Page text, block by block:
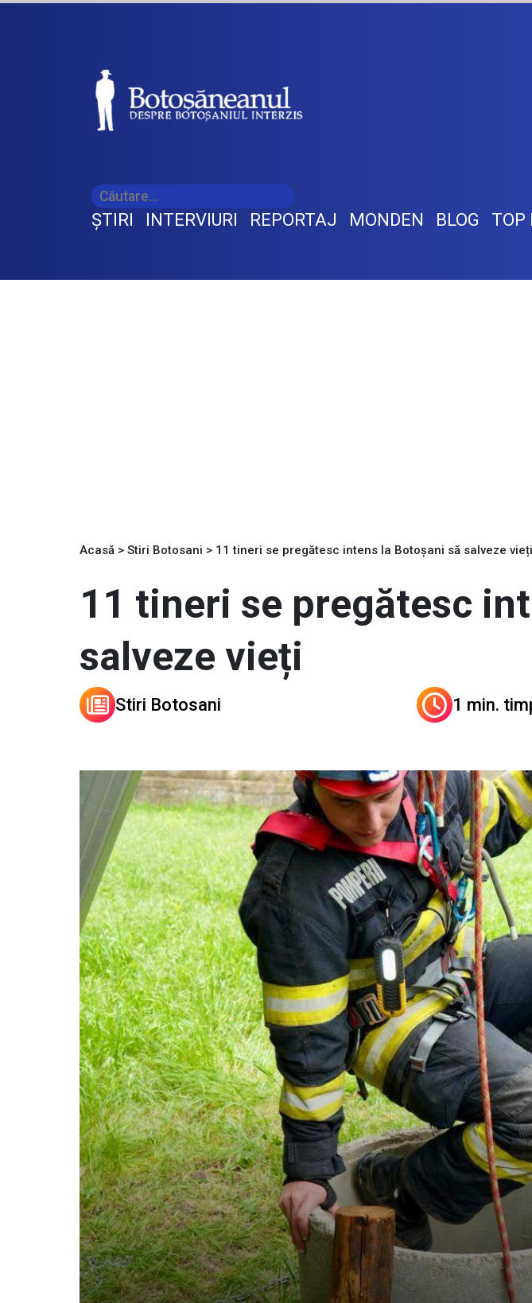
ŞTIRI INTERVIURI REPORTAJ MONDEN BLOG TOP
Acasă > Stiri Botosani > 11 tineri se pregătesc intens la Botoșani să salveze vieți
11 tineri se pregătesc
salveze vieți
Stiri Botosani 1 min.